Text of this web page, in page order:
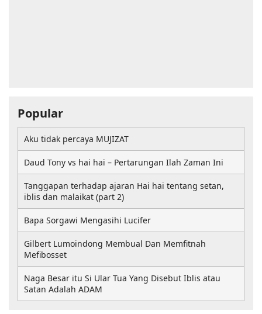
Popular
Aku tidak percaya MUJIZAT
Daud Tony vs hai hai – Pertarungan Ilah Zaman Ini
Tanggapan terhadap ajaran Hai hai tentang setan,
iblis dan malaikat (part 2)
Bapa Sorgawi Mengasihi Lucifer
Gilbert Lumoindong Membual Dan Memfitnah
Mefibosset
Naga Besar itu Si Ular Tua Yang Disebut Iblis atau
Satan Adalah ADAM